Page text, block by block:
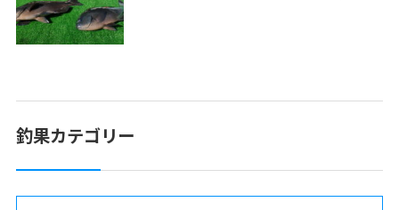
釣果カテゴリー